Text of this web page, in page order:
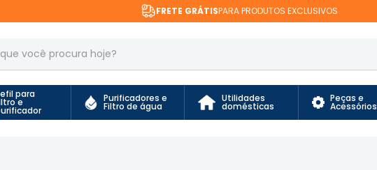
FRETE GRÁTISPARA PRODUTOS EXCLUSIVOS
para
e Purificadores e
Filtro de água
Utilidades
domésticas
Peças e
Acessórios